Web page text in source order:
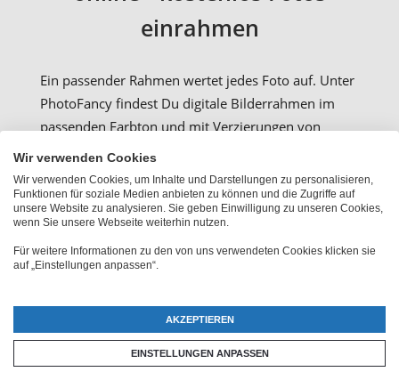
einrahmen
Ein passender Rahmen wertet jedes Foto auf. Unter
PhotoFancy findest Du digitale Bilderrahmen im
passenden Farbton und mit Verzierungen von
modern über verspielt bis hin zu barocken
Bilderrahmen aus den guten alten Zeiten der
Ölgemälde. Besuche einfach die Kategorien
„Kreative Rahmen“ oder „Bilderrahmen“ und teste
Besonders prunkvolle Bilderrahmen sind außerhalb
PhotoFancy sind Rahmen natürlich federleicht und
kostenlos.
Wir verwenden Cookies
Wir verwenden Cookies, um Inhalte und Darstellungen zu personalisieren,
Funktionen für soziale Medien anbieten zu können und die Zugriffe auf
unsere Website zu analysieren. Sie geben Einwilligung zu unseren Cookies,
wenn Sie unsere Webseite weiterhin nutzen.
Für weitere Informationen zu den von uns verwendeten Cookies klicken sie
auf „Einstellungen anpassen“.
AKZEPTIEREN
EINSTELLUNGEN ANPASSEN